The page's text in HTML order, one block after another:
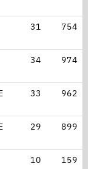
31 754
34 974
33 962
29 899
10 159